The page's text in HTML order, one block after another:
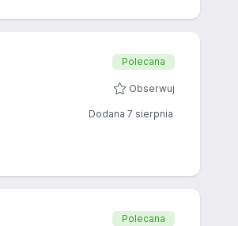
Polecana
Obserwuj
Dodana 7 sierpnia
Polecana